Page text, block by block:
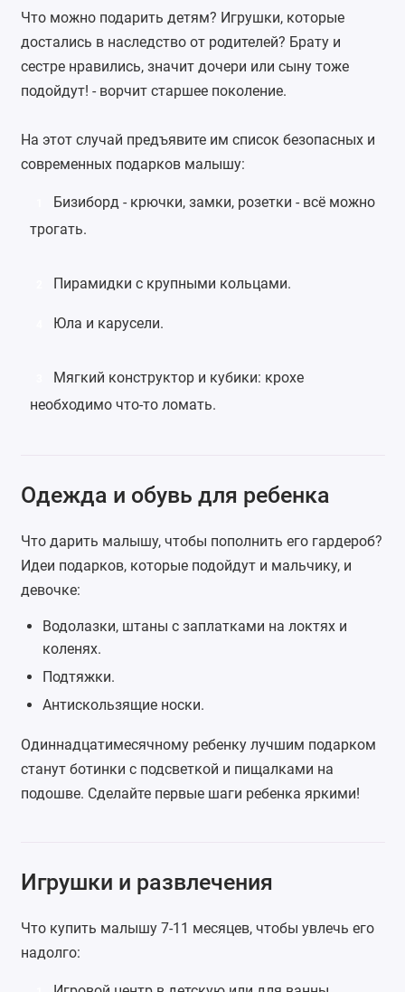
Что можно подарить детям? Игрушки, которые
достались в наследство от родителей? Брату и
сестре нравились, значит дочери или сыну тоже
подойдут! - ворчит старшее поколение.
На этот случай предъявите им список безопасных и
современных подарков малышу:
Бизиборд - крючки, замки, розетки - всё можно
трогать.
Пирамидки с крупными кольцами.
Юла и карусели.
Мягкий конструктор и кубики: крохе
необходимо что-то ломать.
Одежда и обувь для ребенка
Что дарить малышу, чтобы пополнить его гардероб?
Идеи подарков, которые подойдут и мальчику, и
девочке:
Водолазки, штаны с заплатками на локтях и
коленях.
Подтяжки.
Антискользящие носки.
Одиннадцатимесячному ребенку лучшим подарком
станут ботинки с подсветкой и пищалками на
подошве. Сделайте первые шаги ребенка яркими!
Игрушки и развлечения
Что купить малышу 7-11 месяцев, чтобы увлечь его
надолго: